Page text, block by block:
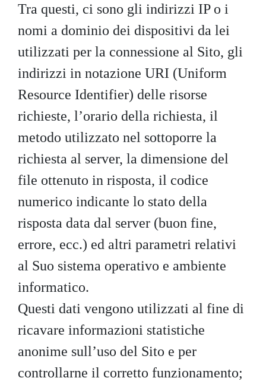
Tra questi, ci sono gli indirizzi IP o i
nomi a dominio dei dispositivi da lei
utilizzati per la connessione al Sito, gli
indirizzi in notazione URI (Uniform
Resource Identifier) delle risorse
richieste, l’orario della richiesta, il
metodo utilizzato nel sottoporre la
richiesta al server, la dimensione del
file ottenuto in risposta, il codice
numerico indicante lo stato della
risposta data dal server (buon fine,
errore, ecc.) ed altri parametri relativi
al Suo sistema operativo e ambiente
informatico.
Questi dati vengono utilizzati al fine di
ricavare informazioni statistiche
anonime sull’uso del Sito e per
controllarne il corretto funzionamento;